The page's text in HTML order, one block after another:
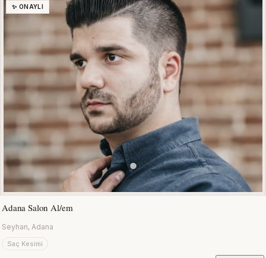
✨ ONAYLI
Adana Salon Al/em
Seyhan, Adana
Saç Kesimi